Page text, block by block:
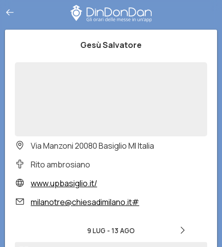
Gesù Salvatore
Via Manzoni 20080 Basiglio MI Italia
Rito ambrosiano
www.upbasiglio.it/
milanotre@chiesadimilano.it#
9 LUG - 13 AGO